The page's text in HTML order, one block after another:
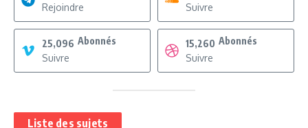
Rejoindre
Suivre
25,096 Abonnés
Suivre
15,260 Abonnés
Suivre
Liste des sujets